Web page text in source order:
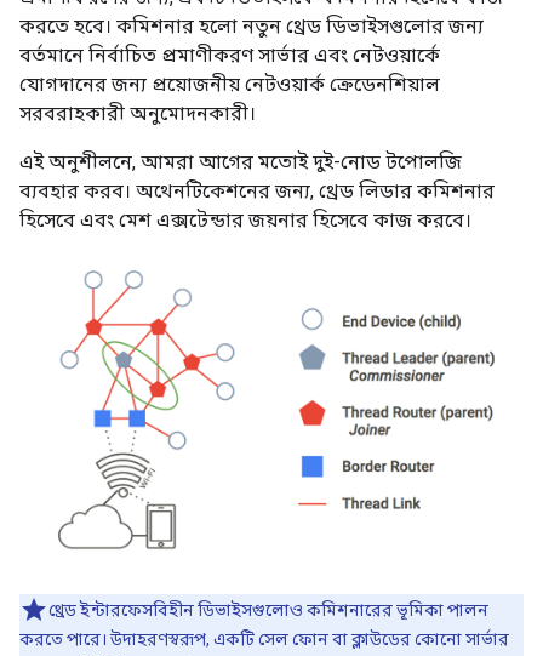
করতে হবে। কমিশনার হলো নতুন থ্রেড ডিভাইসগুলোর জন্য
বর্তমানে নির্বাচিত প্রমাণীকরণ সার্ভার এবং নেটওয়ার্কে
যোগদানের জন্য প্রয়োজনীয় নেটওয়ার্ক ক্রেডেনশিয়াল
সরবরাহকারী অনুমোদনকারী।
এই অনুশীলনে, আমরা আগের মতোই দুই-নোড টপোলজি
ব্যবহার করব। অথেনটিকেশনের জন্য, থ্রেড লিডার কমিশনার
হিসেবে এবং মেশ এক্সটেন্ডার জয়নার হিসেবে কাজ করবে।
থ্রেড ইন্টারফেসবিহীন ডিভাইসগুলোও কমিশনারের ভূমিকা পালন
করতে পারে। উদাহরণস্বরূপ, একটি সেল ফোন বা ক্লাউডের কোনো সার্ভার